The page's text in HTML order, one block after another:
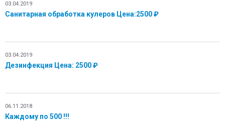
03.04.2019
Санитарная обработка кулеров Цена:2500 ₽
03.04.2019
Дезинфекция Цена: 2500 ₽
06.11.2018
Каждому по 500 !!!